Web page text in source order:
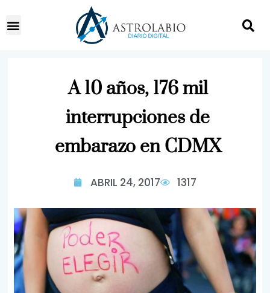
A 10 años, 176 mil
interrupciones de
embarazo en CDMX
ABRIL 24, 2017 1317